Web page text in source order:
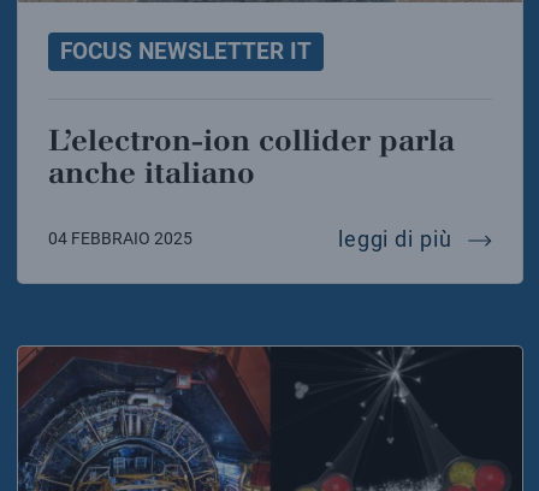
FOCUS NEWSLETTER IT
L’electron-ion collider parla
anche italiano
04 FEBBRAIO 2025 leggi di più